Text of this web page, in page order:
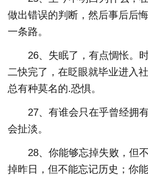
做出错误的判断，然后事后后
一条路。
26、失眠了，有点惆怅。
二快完了，在眨眼就毕业进入
总有种莫名的.恐惧。
27、有谁会只在乎曾经拥
会扯淡。
28、你能够忘掉失败，但
掉昨日，但不能忘记历史；你